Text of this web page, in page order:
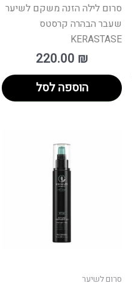
סרום לילה הזנה משקם לשיער
שעבר הבהרה קרסטס
KERASTASE
220.00 ₪
הוספה לסל
סרום לשיער